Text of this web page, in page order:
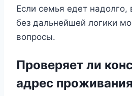
Если семья едет надолго,
без дальнейшей логики
вопросы.
Проверяет ли
адрес